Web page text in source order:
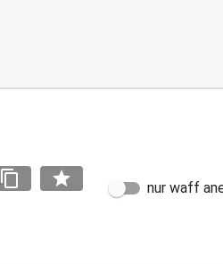
content_copy star nur waff